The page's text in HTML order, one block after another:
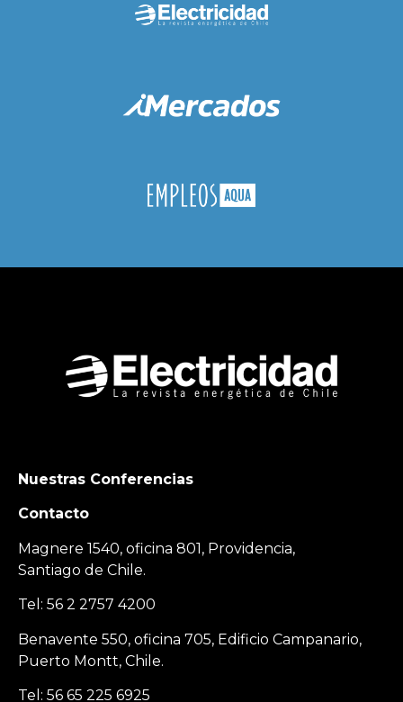
Nuestras Conferencias
Contacto
Magnere 1540, oficina 801, Providencia,
Santiago de Chile.
Tel: 56 2 2757 4200
Benavente 550, oficina 705, Edificio Campanario,
Puerto Montt, Chile.
Tel: 56 65 225 6925